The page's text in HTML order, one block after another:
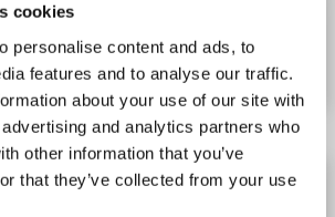
cookies
personalise content and ads, to
features and to analyse our traffic.
about your use of our site with
and analytics partners who
other information that you’ve
that they’ve collected from your use
Détails